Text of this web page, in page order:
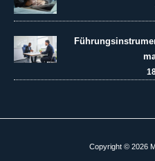
Copyright © 2026